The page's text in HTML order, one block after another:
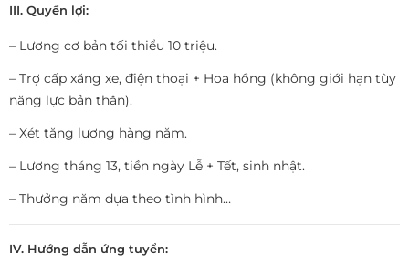
III. Quyền lợi:
– Lương cơ bản tối thiểu 10 triệu.
– Trợ cấp xăng xe, điện thoại + Hoa hồng (không giới hạn tùy
năng lực bản thân).
– Xét tăng lương hàng năm.
– Lương tháng 13, tiền ngày Lễ + Tết, sinh nhật.
– Thưởng năm dựa theo tình hình…
IV. Hướng dẫn ứng tuyển: